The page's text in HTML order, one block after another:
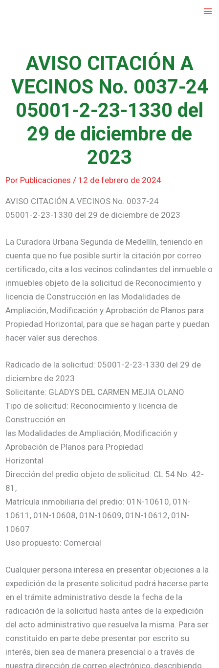
AVISO CITACIÓN A
VECINOS No. 0037-24
05001-2-23-1330 del
29 de diciembre de
2023
Por Publicaciones / 12 de febrero de 2024
AVISO CITACIÓN A VECINOS No. 0037-24
05001-2-23-1330 del 29 de diciembre de 2023
La Curadora Urbana Segunda de Medellín, teniendo en
cuenta que no fue posible surtir la citación por correo
certificado, cita a los vecinos colindantes del inmueble o
inmuebles objeto de la solicitud de Reconocimiento y
licencia de Construcción en las Modalidades de
Ampliación, Modificación y Aprobación de Planos para
Propiedad Horizontal, para que se hagan parte y puedan
hacer valer sus derechos.
Radicado de la solicitud: 05001-2-23-1330 del 29 de
diciembre de 2023
Solicitante: GLADYS DEL CARMEN MEJIA OLANO
Tipo de solicitud: Reconocimiento y licencia de
Construcción en
las Modalidades de Ampliación, Modificación y
Aprobación de Planos para Propiedad
Horizontal
Dirección del predio objeto de solicitud: CL 54 No. 42-
81,
Matrícula inmobiliaria del predio: 01N-10610, 01N-
10611, 01N-10608, 01N-10609, 01N-10612, 01N-
10607
Uso propuesto: Comercial
Cualquier persona interesa en presentar objeciones a la
expedición de la presente solicitud podrá hacerse parte
en el trámite administrativo desde la fecha de la
radicación de la solicitud hasta antes de la expedición
del acto administrativo que resuelva la misma. Para ser
constituido en parte debe presentar por escrito su
interés, bien sea de manera presencial o a través de
nuestra dirección de correo electrónico, describiendo